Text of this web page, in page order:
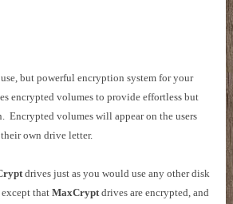
but powerful encryption system for your
encrypted volumes to provide effortless but
Encrypted volumes will appear on the users
own drive letter.
drives just as you would use any other disk
except thatMaxCrypt drives are encrypted, and